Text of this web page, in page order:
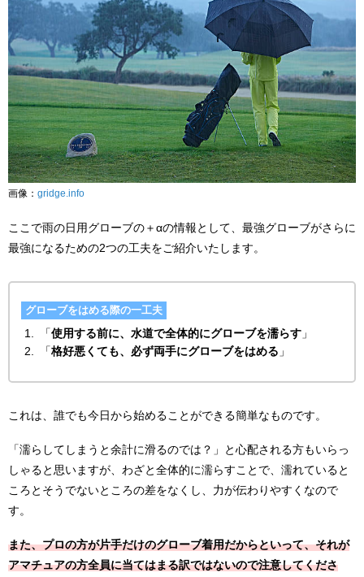
画像： gridge.info
ここで雨の日用グローブの＋αの情報として、最強グローブがさらに
最強になるための2つの工夫をご紹介いたします。
グローブをはめる際の一工夫
「使用する前に、水道で全体的にグローブを濡らす」
「格好悪くても、必ず両手にグローブをはめる 」
これは、誰でも今日から始めることができる簡単なものです。
「濡らしてしまうと余計に滑るのでは？」と心配される方もいらっ
しゃると思いますが、わざと全体的に濡らすことで、濡れていると
ころとそうでないところの差をなくし、力が伝わりやすくなので
す。
また、プロの方が片手だけのグローブ着用だからといって、それが
アマチュアの方全員に当てはまる訳ではないので注意してくださ